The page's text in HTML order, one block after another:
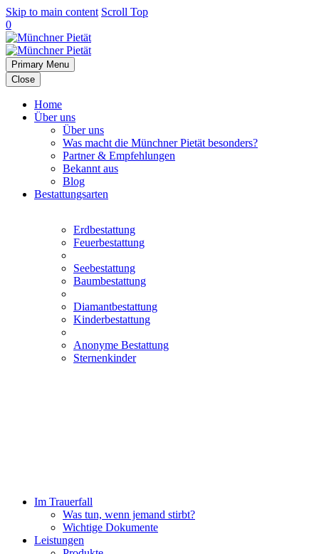
Skip to main content Scroll Top
0
Primary Menu
Close
Home
Über uns
Über uns
Was macht die Münchner Pietät besonders?
Partner & Empfehlungen
Bekannt aus
Blog
Bestattungsarten
Erdbestattung
Feuerbestattung
Seebestattung
Baumbestattung
Diamantbestattung
Kinderbestattung
Anonyme Bestattung
Sternenkinder
Im Trauerfall
Was tun, wenn jemand stirbt?
Wichtige Dokumente
Leistungen